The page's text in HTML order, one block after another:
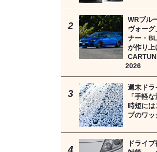
WRブル
ヴォー
ナー・
が作り
2026
週末ドラ
「手軽
時短には
プのワッ
ドライ